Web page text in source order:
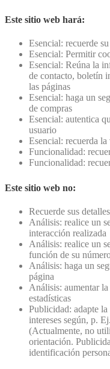
Este sitio web hará:
Esencial: recuerde
Esencial: Permitir
Esencial: Reúna la
de contacto, boletín
las páginas
Esencial: haga un
de compras
Esencial: autentica
usuario
Esencial: recuerda
Funcionalidad:
Funcionalidad:
Este sitio web no:
Recuerde sus
Análisis: realice un
interacción realizada
Análisis: realice un
función de su
Análisis: haga un
página
Análisis: aumentar
estadísticas
Publicidad: adapte
intereses según, p.
(Actualmente, no
orientación.
identificación